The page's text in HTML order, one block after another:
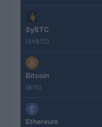
SyBTC
(SYBTC)
Bitcoin
(BTC)
Ethereum